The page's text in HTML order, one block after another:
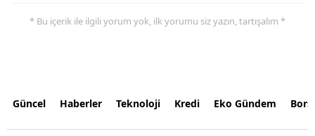
* Bu içerik ile ilgili yorum yok, ilk yorumu siz yazın, tartışalım *
Güncel Haberler Teknoloji Kredi Eko Gündem